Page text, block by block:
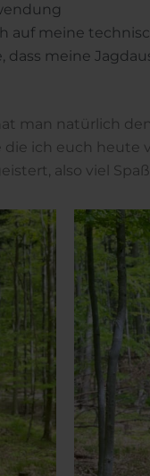
auf meine
meine
man natürlich
ich euch heute
also viel